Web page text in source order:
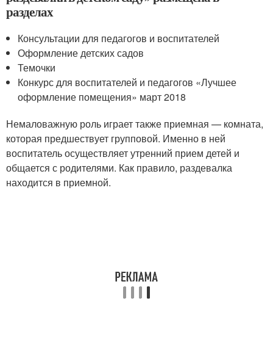
разделах
Консультации для педагогов и воспитателей
Оформление детских садов
Темочки
Конкурс для воспитателей и педагогов «Лучшее
оформление помещения» март 2018
Немаловажную роль играет также приемная — комната,
которая предшествует групповой. Именно в ней
воспитатель осуществляет утренний прием детей и
общается с родителями. Как правило, раздевалка
находится в приемной.